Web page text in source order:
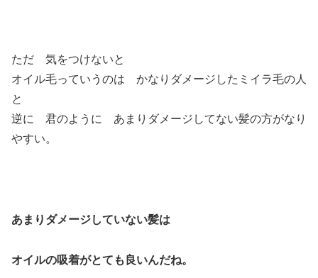
ただ 気をつけないと
オイル毛っていうのは かなりダメージしたミイラ毛の人
と
逆に 君のように あまりダメージしてない髪の方がなり
やすい。
あまりダメージしていない髪は
オイルの吸着がとても良いんだね。